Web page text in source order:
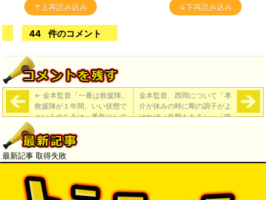
↑上再読み込み ↓下再読み込み
44 件のコメント
← 金本監督「一番は救援陣。
救援陣が１年間、いい状態で
というのを今は一番気にして
いるから」
金本監督、西岡について「孝
介が休みの時に剛の調子がよ
ければ（外野もある）」「嗅
最新記事 取得失敗